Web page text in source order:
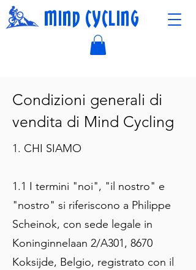
MIND CYCLING
Condizioni generali di
vendita di Mind Cycling
1. CHI SIAMO
1.1 I termini "noi", "il nostro" e
"nostro" si riferiscono a Philippe
Scheinok, con sede legale in
Koninginnelaan 2/A301, 8670
Koksijde, Belgio, registrato con il